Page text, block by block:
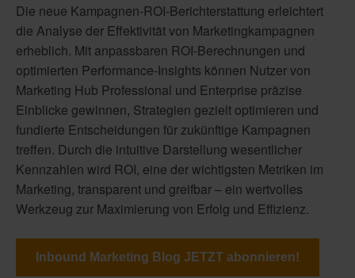
Die neue Kampagnen-ROI-Berichterstattung erleichtert
die Analyse der Effektivität von Marketingkampagnen
erheblich. Mit anpassbaren ROI-Berechnungen und
optimierten Performance-Insights können Nutzer von
Marketing Hub Professional und Enterprise präzise
Einblicke gewinnen, Strategien gezielt optimieren und
fundierte Entscheidungen für zukünftige Kampagnen
treffen. Durch die intuitive Darstellung wesentlicher
Kennzahlen wird ROI, eine der wichtigsten Metriken im
Marketing, transparent und greifbar – ein wertvolles
Werkzeug zur Maximierung von Erfolg und Effizienz.
Inbound Marketing Blog JETZT abonnieren!